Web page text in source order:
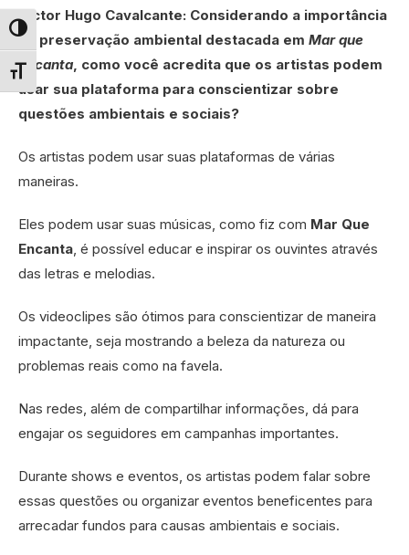
Alternar alto contraste
Alternar tamanho da fonte
Victor Hugo Cavalcante: Considerando a importância
da preservação ambiental destacada em Mar que
Encanta , como você acredita que os artistas podem
usar sua plataforma para conscientizar sobre
questões ambientais e sociais?
Os artistas podem usar suas plataformas de várias
maneiras.
Eles podem usar suas músicas, como fiz com Mar Que
Encanta , é possível educar e inspirar os ouvintes através
das letras e melodias.
Os videoclipes são ótimos para conscientizar de maneira
impactante, seja mostrando a beleza da natureza ou
problemas reais como na favela.
Nas redes, além de compartilhar informações, dá para
engajar os seguidores em campanhas importantes.
Durante shows e eventos, os artistas podem falar sobre
essas questões ou organizar eventos beneficentes para
arrecadar fundos para causas ambientais e sociais.